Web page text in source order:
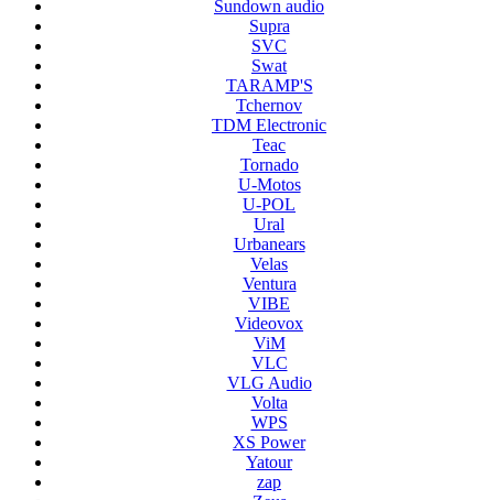
Sundown audio
Supra
SVC
Swat
TARAMP'S
Tchernov
TDM Electronic
Teac
Tornado
U-Motos
U-POL
Ural
Urbanears
Velas
Ventura
VIBE
Videovox
ViM
VLC
VLG Audio
Volta
WPS
XS Power
Yatour
zap